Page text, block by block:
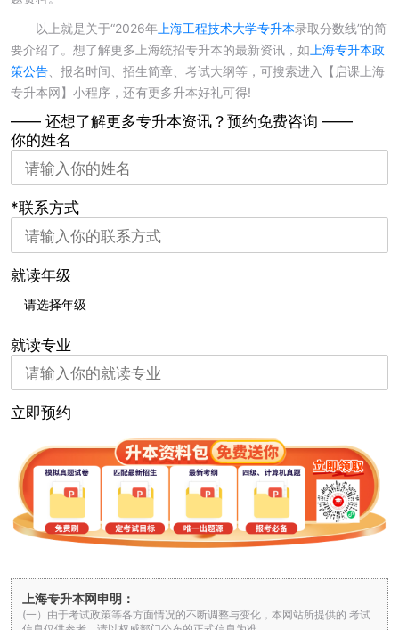
以上就是关于“2026年 上海工程技术大学专升本录取分数线”的简
要介绍了。想了解更多上海统招专升本的最新资讯，如 上海专升本政
策公告 、报名时间、招生简章、考试大纲等，可搜索进入【启课上海
专升本网】小程序，还有更多升本好礼可得!
—— 还想了解更多专升本资讯？ 预约免费咨询 ——
你的姓名
*联系方式
就读年级
就读专业
立即预约
上海专升本网申明：
(一）由于考试政策等各方面情况的不断调整与变化，本网站所提供的 考试